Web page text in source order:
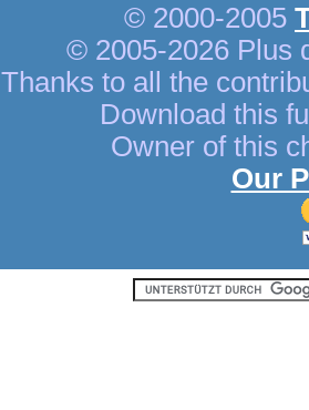
© 2000-2005
© 2005-2026 Plus
Thanks to all the
Download this
Owner of this
Our